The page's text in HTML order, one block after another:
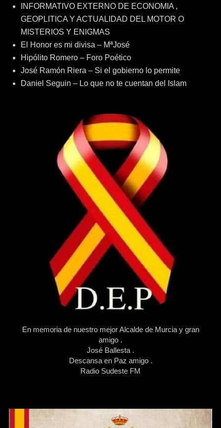
INFORMATIVO EXTERNO DE ECONOMIA ,
GEOPLITICA Y ACTUALIDAD DEL MOTOR O
MISTERIOS Y ENIGMAS
El Honor es mi divisa – MªJosé
Hipólito Romero – Foro Poético
José Ramón Riera – Si el gobierno lo permite
Daniel Seguin – Lo que no te cuentan del Islam
En memoria de nuestro mejor Alcalde de Murcia y gran
amigo .
José Ballesta .
Descansa en Paz amigo .
Radio Sudeste FM